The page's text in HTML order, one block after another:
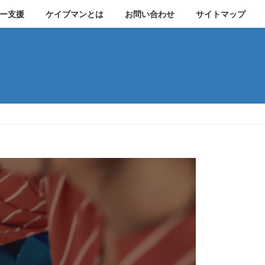
支援 ケイブマンとは お問い合わせ サイトマップ